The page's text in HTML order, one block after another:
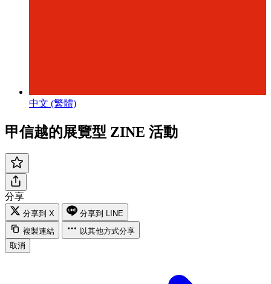
中文 (繁體)
甲信越的展覽型 ZINE 活動
分享
分享到 X
分享到 LINE
複製連結
以其他方式分享
取消